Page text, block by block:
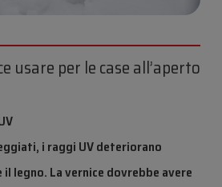
usare per le case all’aperto
i raggi UV deteriorano
legno. La vernice dovrebbe avere